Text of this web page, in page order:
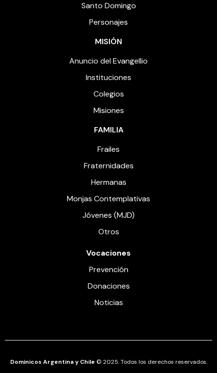
Santo Domingo
Personajes
MISIÓN
Anuncio del Evangellio
Instituciones
Colegios
Misiones
FAMILIA
Frailes
Fraternidades
Hermanas
Monjas Contemplativas
Jóvenes (MJD)
Otros
Vocaciones
Prevención
Donaciones
Noticias
Dominicos Argentina y Chile © 2025. Todos los derechos reservados.